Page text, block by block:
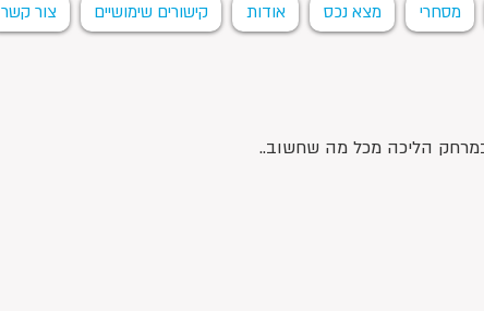
מסחרי מצא נכס אודות קישורים שימושיים צור קשר